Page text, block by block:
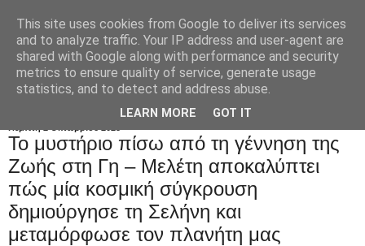
Το μυστήριο πίσω από τη γέννηση της
Zωής στη Γη – Μελέτη αποκαλύπτει
πώς μία κοσμική σύγκρουση
δημιούργησε τη Σελήνη και
μεταμόρφωσε τον πλανήτη μας
This site uses cookies from Google to deliver its services
and to analyze traffic. Your IP address and user-agent are
shared with Google along with performance and security
metrics to ensure quality of service, generate usage
statistics, and to detect and address abuse.
LEARN MORE GOT IT